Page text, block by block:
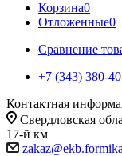
Корзина0
Отложенные0
Сравнение
+7 (343) 380-
Контактная
Свердловская
17-й км